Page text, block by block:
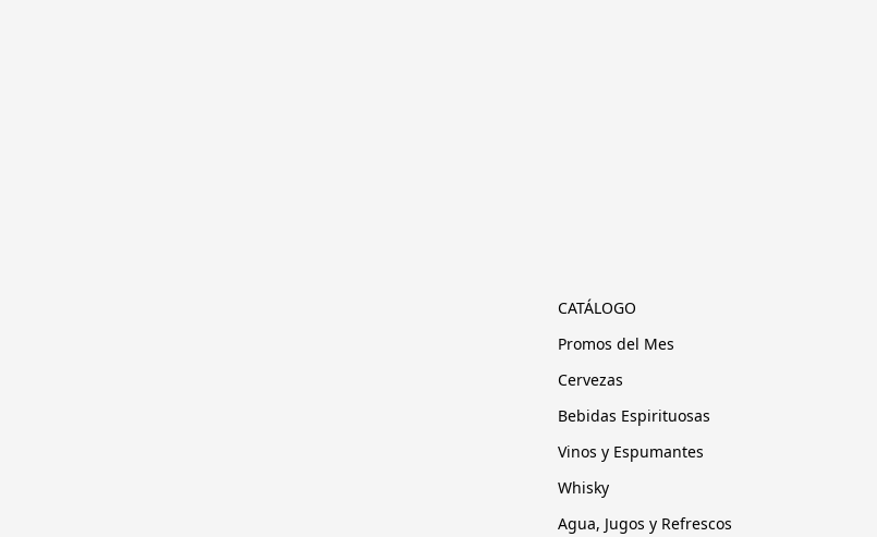
CATÁLOGO
Promos del Mes
Cervezas
Bebidas Espirituosas
Vinos y Espumantes
Whisky
Agua, Jugos y Refrescos